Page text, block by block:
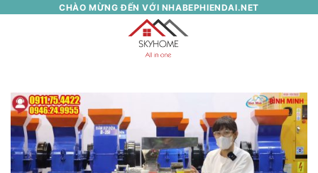
CHÀO MỪNG ĐẾN VỚI NHABEPHIENDAI.NET